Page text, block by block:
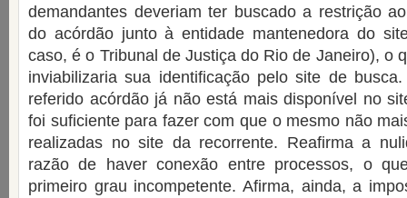
demandantes deveriam ter buscado a restrição
do acórdão junto à entidade mantenedora do
caso, é o Tribunal de Justiça do Rio de Janeiro), o
inviabilizaria sua identificação pelo site de
referido acórdão já não está mais disponível no
foi suficiente para fazer com que o mesmo não
realizadas no site da recorrente. Reafirma a
razão de haver conexão entre processos, o
primeiro grau incompetente. Afirma, ainda, a